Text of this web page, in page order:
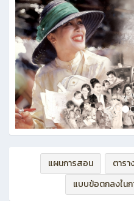
แผนการสอน ตาร
แบบข้อตกลงใน